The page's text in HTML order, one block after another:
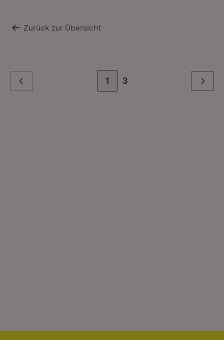
Zurück zur Übersicht
Zur Seite
1 Zur letzten Seite
3 Weiter